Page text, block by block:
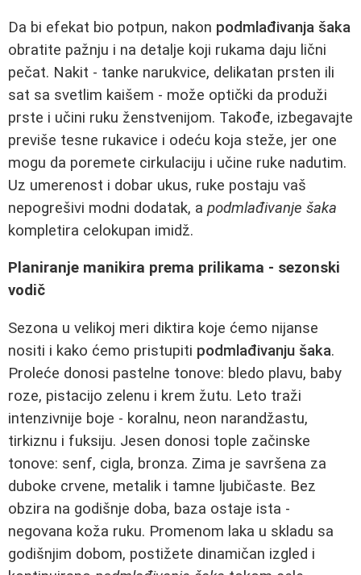
Da bi efekat bio potpun, nakon podmlađivanja šaka
obratite pažnju i na detalje koji rukama daju lični
pečat. Nakit - tanke narukvice, delikatan prsten ili
sat sa svetlim kaišem - može optički da produži
prste i učini ruku ženstvenijom. Takođe, izbegavajte
previše tesne rukavice i odeću koja steže, jer one
mogu da poremete cirkulaciju i učine ruke nadutim.
Uz umerenost i dobar ukus, ruke postaju vaš
nepogrešivi modni dodatak, a podmlađivanje šaka
kompletira celokupan imidž.
Planiranje manikira prema prilikama - sezonski
vodič
Sezona u velikoj meri diktira koje ćemo nijanse
nositi i kako ćemo pristupiti podmlađivanju šaka.
Proleće donosi pastelne tonove: bledo plavu, baby
roze, pistacijo zelenu i krem žutu. Leto traži
intenzivnije boje - koralnu, neon narandžastu,
tirkiznu i fuksiju. Jesen donosi tople začinske
tonove: senf, cigla, bronza. Zima je savršena za
duboke crvene, metalik i tamne ljubičaste. Bez
obzira na godišnje doba, baza ostaje ista -
negovana koža ruku. Promenom laka u skladu sa
godišnjim dobom, postižete dinamičan izgled i